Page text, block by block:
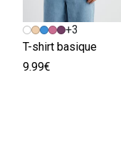
+3
T-shirt basique
9.99€